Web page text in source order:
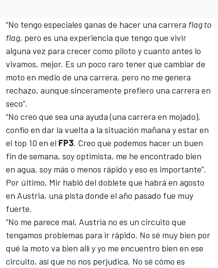
“No tengo especiales ganas de hacer una carrera flag to
flag, pero es una experiencia que tengo que vivir
alguna vez para crecer como piloto y cuanto antes lo
vivamos, mejor. Es un poco raro tener que cambiar de
moto en medio de una carrera, pero no me genera
rechazo, aunque sinceramente prefiero una carrera en
seco”.
“No creo que sea una ayuda (una carrera en mojado),
confío en dar la vuelta a la situación mañana y estar en
el top 10 en el FP3. Creo que podemos hacer un buen
fin de semana, soy optimista, me he encontrado bien
en agua, soy más o menos rápido y eso es importante”.
Por último, Mir habló del doblete que habrá en agosto
en Austria, una pista donde el año pasado fue muy
fuerte.
“No me parece mal, Austria no es un circuito que
tengamos problemas para ir rápido. No sé muy bien por
qué la moto va bien allí y yo me encuentro bien en ese
circuito, así que no nos perjudica. No sé cómo es